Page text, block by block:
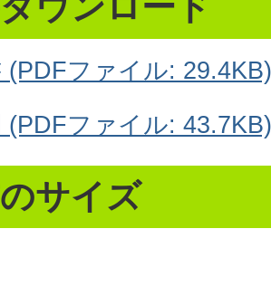
(PDFファイル: 29.4KB)
(PDFファイル: 43.7KB)
サイズ